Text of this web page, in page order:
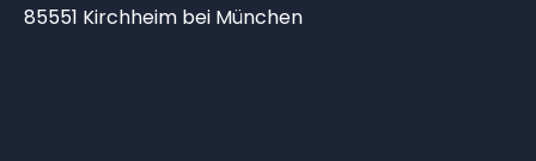
85551 Kirchheim bei München